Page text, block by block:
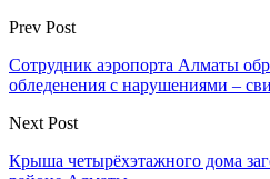
Prev Post
Сотрудник аэропорта Алматы
обледенения с нарушениями –
Next Post
Крыша четырёхэтажного дома